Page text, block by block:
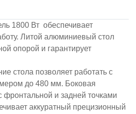
1800 Вт обеспечивает
Литой алюминиевый стол
опорой и гарантирует
стола позволяет работать с
до 480 мм. Боковая
и задней точками
аккуратный прецизионный